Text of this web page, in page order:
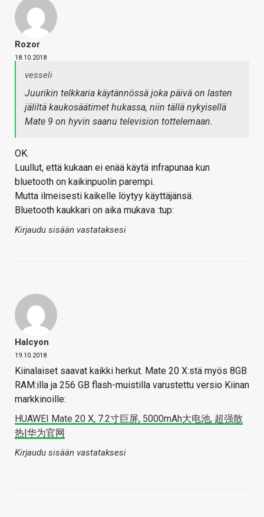
Rozor
18.10.2018
vesseli
Juurikin telkkaria käytännössä joka päivä on lasten
jäliltä kaukosäätimet hukassa, niin tällä nykyisellä
Mate 9 on hyvin saanu television tottelemaan.
OK.
Luullut, että kukaan ei enää käytä infrapunaa kun
bluetooth on kaikinpuolin parempi.
Mutta ilmeisesti kaikelle löytyy käyttäjänsä.
Bluetooth kaukkari on aika mukava :tup:
Kirjaudu sisään vastataksesi
Halcyon
19.10.2018
Kiinalaiset saavat kaikki herkut. Mate 20 X:stä myös 8GB
RAM:illa ja 256 GB flash-muistilla varustettu versio Kiinan
markkinoille:
HUAWEI Mate 20 X, 7.2寸巨屏, 5000mAh大电池, 超强散
热|华为官网
Kirjaudu sisään vastataksesi